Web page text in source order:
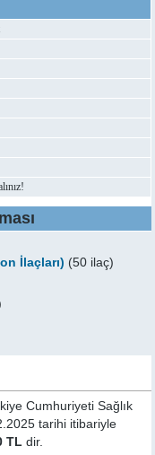
İlaçları) (50 ilaç)
Cumhuriyeti Sağlık
tarihi itibariyle
TL dir.